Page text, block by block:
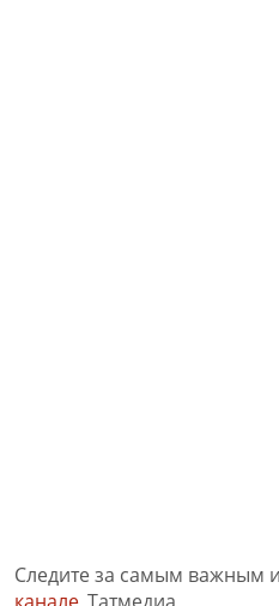
Следите за самым важным